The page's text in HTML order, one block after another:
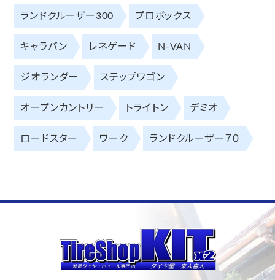
ランドクルーザー300 プロボックス
キャラバン レネゲード N-VAN
ジオランダー ステップワゴン
オープンカントリー トライトン デミオ
ロードスター ワーク ランドクルーザー７０